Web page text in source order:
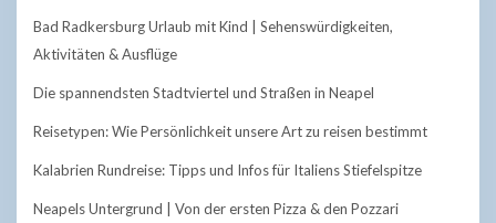
Bad Radkersburg Urlaub mit Kind | Sehenswürdigkeiten,
Aktivitäten & Ausflüge
Die spannendsten Stadtviertel und Straßen in Neapel
Reisetypen: Wie Persönlichkeit unsere Art zu reisen bestimmt
Kalabrien Rundreise: Tipps und Infos für Italiens Stiefelspitze
Neapels Untergrund | Von der ersten Pizza & den Pozzari